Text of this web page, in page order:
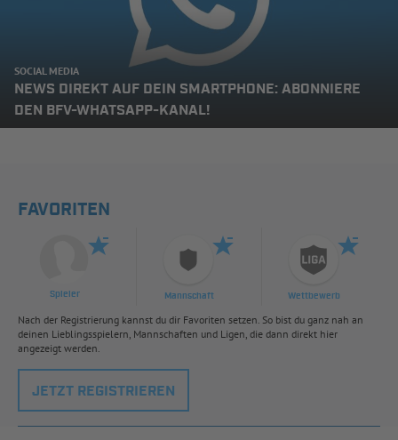
SOCIAL MEDIA
NEWS DIREKT AUF DEIN SMARTPHONE: ABONNIERE
DEN BFV-WHATSAPP-KANAL!
FAVORITEN
Spieler Mannschaft Wettbewerb
Nach der Registrierung kannst du dir Favoriten setzen. So bist du ganz nah an
deinen Lieblingsspielern, Mannschaften und Ligen, die dann direkt hier
angezeigt werden.
JETZT REGISTRIEREN